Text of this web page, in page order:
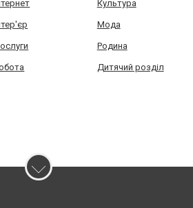
Культура
Мода
Родина
Дитячий розділ